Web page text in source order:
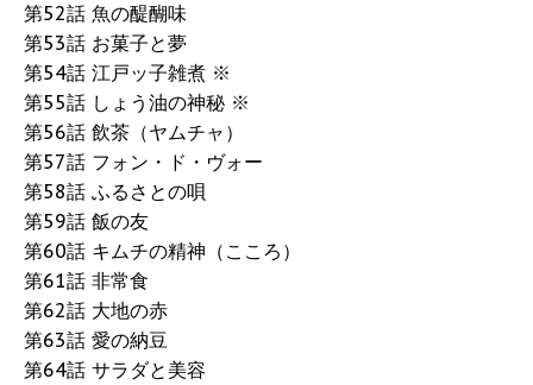
第52話 魚の醍醐味
第53話 お菓子と夢
第54話 江戸ッ子雑煮 ※
第55話 しょう油の神秘 ※
第56話 飲茶（ヤムチャ）
第57話 フォン・ド・ヴォー
第58話 ふるさとの唄
第59話 飯の友
第60話 キムチの精神（こころ）
第61話 非常食
第62話 大地の赤
第63話 愛の納豆
第64話 サラダと美容